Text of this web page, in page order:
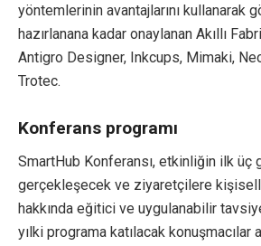
yöntemlerinin avantajlarını kullanarak
hazırlanana kadar onaylanan Akıllı
Antigro Designer, Inkcups, Mimaki,
Trotec.
Konferans programı
SmartHub Konferansı, etkinliğin ilk üç
gerçekleşecek ve ziyaretçilere
hakkında eğitici ve uygulanabilir
yılki programa katılacak konuşmacılar